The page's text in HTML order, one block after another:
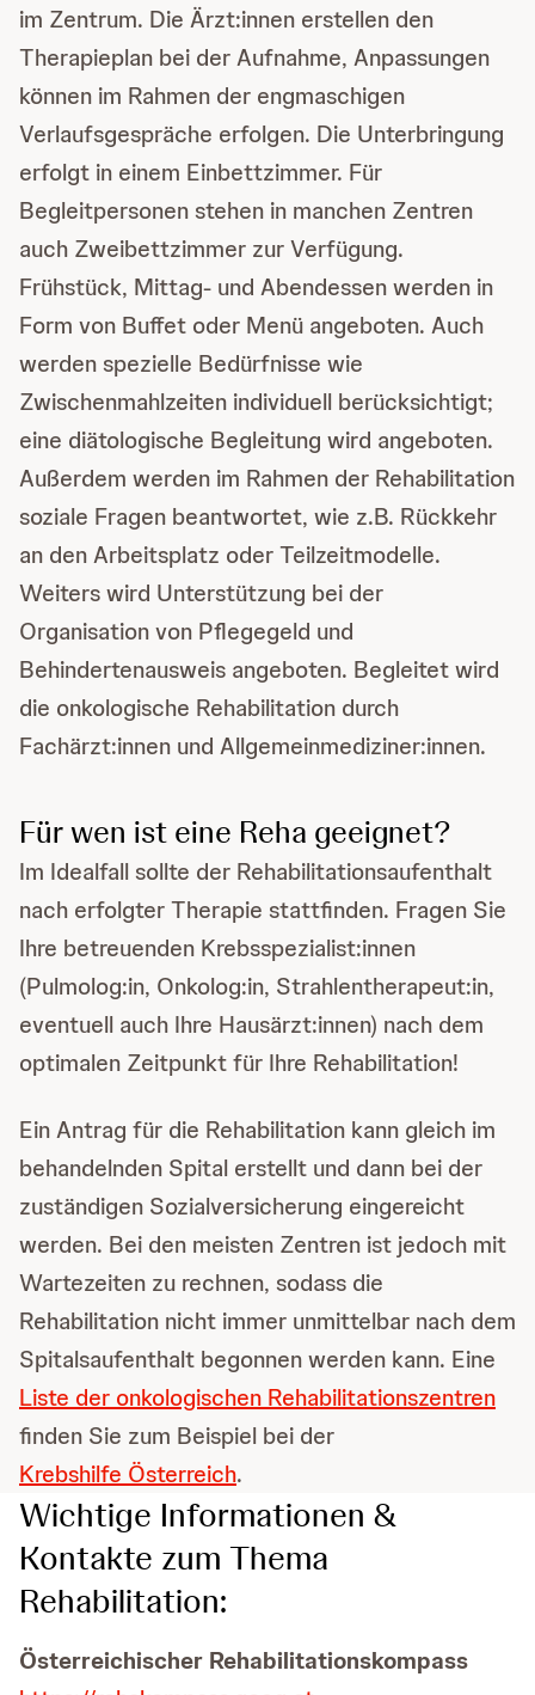
im Zentrum. Die Ärzt:innen erstellen den
Therapieplan bei der Aufnahme, Anpassungen
können im Rahmen der engmaschigen
Verlaufsgespräche erfolgen. Die Unterbringung
erfolgt in einem Einbettzimmer. Für
Begleitpersonen stehen in manchen Zentren
auch Zweibettzimmer zur Verfügung.
Frühstück, Mittag- und Abendessen werden in
Form von Buffet oder Menü angeboten. Auch
werden spezielle Bedürfnisse wie
Zwischenmahlzeiten individuell berücksichtigt;
eine diätologische Begleitung wird angeboten.
Außerdem werden im Rahmen der Rehabilitation
soziale Fragen beantwortet, wie z.B. Rückkehr
an den Arbeitsplatz oder Teilzeitmodelle.
Weiters wird Unterstützung bei der
Organisation von Pflegegeld und
Behindertenausweis angeboten. Begleitet wird
die onkologische Rehabilitation durch
Fachärzt:innen und Allgemeinmediziner:innen.
Für wen ist eine Reha geeignet?
Im Idealfall sollte der Rehabilitationsaufenthalt
nach erfolgter Therapie stattfinden. Fragen Sie
Ihre betreuenden Krebsspezialist:innen
(Pulmolog:in, Onkolog:in, Strahlentherapeut:in,
eventuell auch Ihre Hausärzt:innen) nach dem
optimalen Zeitpunkt für Ihre Rehabilitation!
Ein Antrag für die Rehabilitation kann gleich im
behandelnden Spital erstellt und dann bei der
zuständigen Sozialversicherung eingereicht
werden. Bei den meisten Zentren ist jedoch mit
Wartezeiten zu rechnen, sodass die
Rehabilitation nicht immer unmittelbar nach dem
Spitalsaufenthalt begonnen werden kann. Eine
Liste der onkologischen Rehabilitationszentren
finden Sie zum Beispiel bei der
Krebshilfe Österreich.
Wichtige Informationen &
Kontakte zum Thema
Rehabilitation:
Österreichischer Rehabilitationskompass